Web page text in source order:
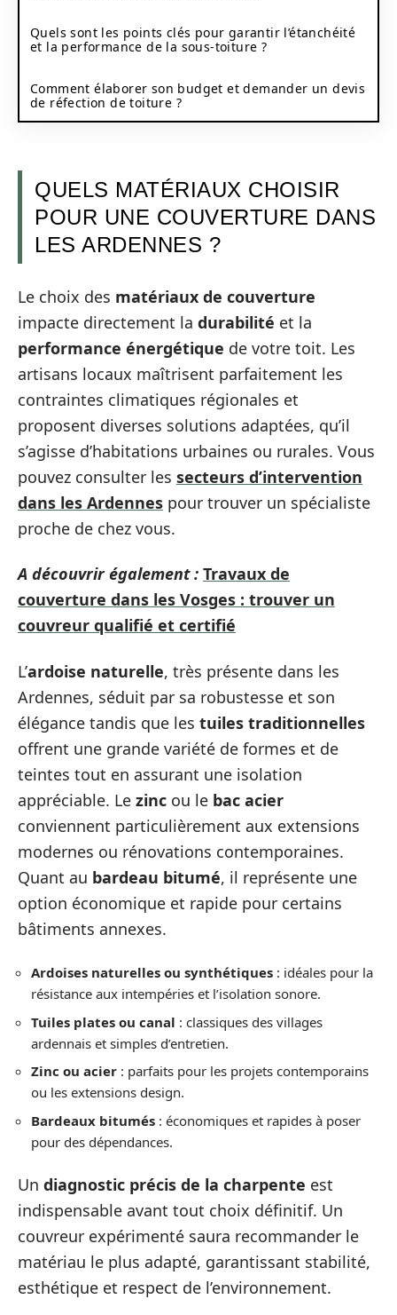
Quels sont les points clés pour garantir l’étanchéité
et la performance de la sous-toiture ?
Comment élaborer son budget et demander un devis
de réfection de toiture ?
QUELS MATÉRIAUX CHOISIR
POUR UNE COUVERTURE DANS
LES ARDENNES ?
Le choix des matériaux de couverture
impacte directement la durabilité et la
performance énergétique de votre toit. Les
artisans locaux maîtrisent parfaitement les
contraintes climatiques régionales et
proposent diverses solutions adaptées, qu’il
s’agisse d’habitations urbaines ou rurales. Vous
pouvez consulter les secteurs d’intervention
dans les Ardennes pour trouver un spécialiste
proche de chez vous.
A découvrir également : Travaux de
couverture dans les Vosges : trouver un
couvreur qualifié et certifié
L’ardoise naturelle, très présente dans les
Ardennes, séduit par sa robustesse et son
élégance tandis que les tuiles traditionnelles
offrent une grande variété de formes et de
teintes tout en assurant une isolation
appréciable. Le zinc ou le bac acier
conviennent particulièrement aux extensions
modernes ou rénovations contemporaines.
Quant au bardeau bitumé, il représente une
option économique et rapide pour certains
bâtiments annexes.
Ardoises naturelles ou synthétiques : idéales pour la
résistance aux intempéries et l’isolation sonore.
Tuiles plates ou canal : classiques des villages
ardennais et simples d’entretien.
Zinc ou acier : parfaits pour les projets contemporains
ou les extensions design.
Bardeaux bitumés : économiques et rapides à poser
pour des dépendances.
Un diagnostic précis de la charpente est
indispensable avant tout choix définitif. Un
couvreur expérimenté saura recommander le
matériau le plus adapté, garantissant stabilité,
esthétique et respect de l’environnement.